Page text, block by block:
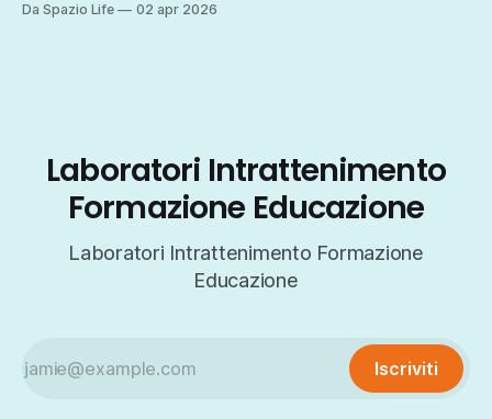
il link: https://oooh.events/.../il-misterioso-caso-di-casa-
Da Spazio Life 02 apr 2026
Laboratori Intrattenimento
Formazione Educazione
Laboratori Intrattenimento Formazione
Educazione
Iscriviti